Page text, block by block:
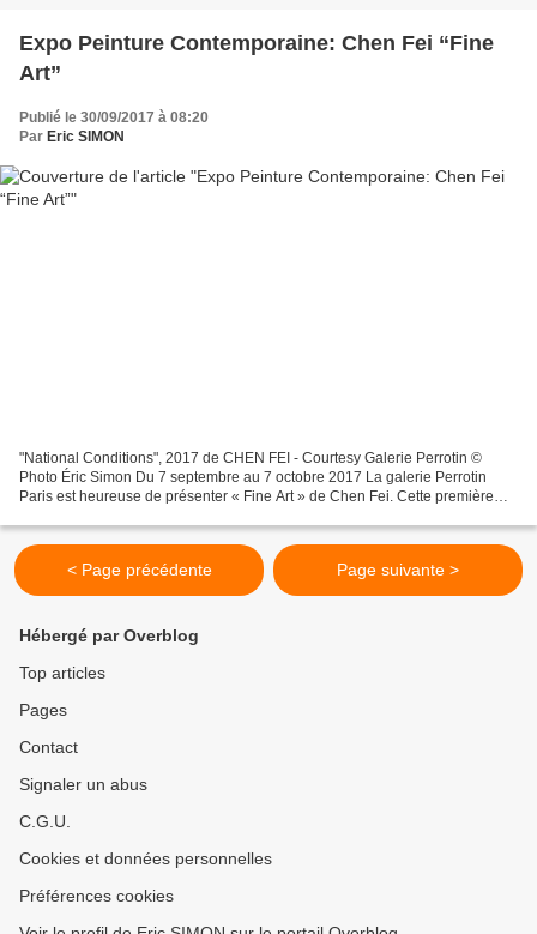
Expo Peinture Contemporaine: Chen Fei “Fine
Art”
Publié le 30/09/2017 à 08:20
Par Eric SIMON
"National Conditions", 2017 de CHEN FEI - Courtesy Galerie Perrotin ©
Photo Éric Simon Du 7 septembre au 7 octobre 2017 La galerie Perrotin
Paris est heureuse de présenter « Fine Art » de Chen Fei. Cette première
< Page précédente Page suivante >
Hébergé par Overblog
Top articles
Pages
Contact
Signaler un abus
C.G.U.
Cookies et données personnelles
Préférences cookies